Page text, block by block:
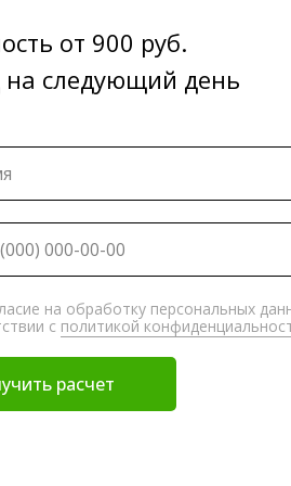
от 900 руб.
на следующий день
на обработку персональных
с политикой
расчет